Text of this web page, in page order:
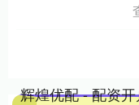
辉煌优配 - 配资